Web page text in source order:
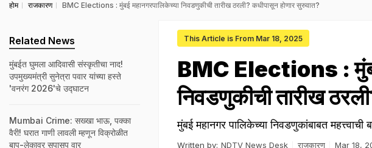
होम राजकारण BMC Elections : मुंबई महानगरपालिकेच्या निवडणुकीची तारीख ठरली? कधीपासून होणार सुरुवात?
This Article is From Mar 18, 2025
BMC Elections :
निवडणुकीची तारीख
मुंबई महानगर पालिकेच्या निवडणुकांबाबत
Written by: NDTV News Desk राजकारण Mar 18,
Related News
मुंबईत घुमला आदिवासी संस्कृतीचा नाद!
उपमुख्यमंत्री सुनेत्रा पवार यांच्या हस्ते
'वनरंग 2026'चे उद्घाटन
Mumbai Crime: सख्खा भाऊ, पक्का
वैरी! घरात गाणी लावली म्हणून विक्रोळीत
बाप-लेकावर सपासप वार